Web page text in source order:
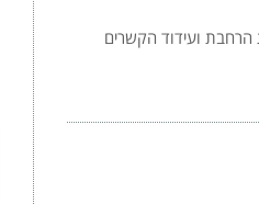
ועידוד הקשרים